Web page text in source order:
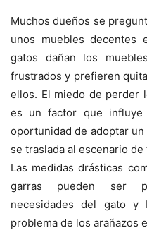
Muchos dueños se
unos muebles decentes
gatos dañan los
frustrados y prefieren
ellos. El miedo de perder
es un factor que influye
oportunidad de adoptar
se traslada al escenario
Las medidas drásticas
garras pueden ser
necesidades del gato y
problema de los arañazos